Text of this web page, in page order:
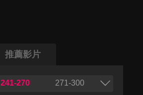
推薦影片
241-270 271-300